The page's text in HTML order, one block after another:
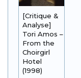
[Critique &
Analyse]
Tori Amos –
From the
Choirgirl
Hotel
(1998)